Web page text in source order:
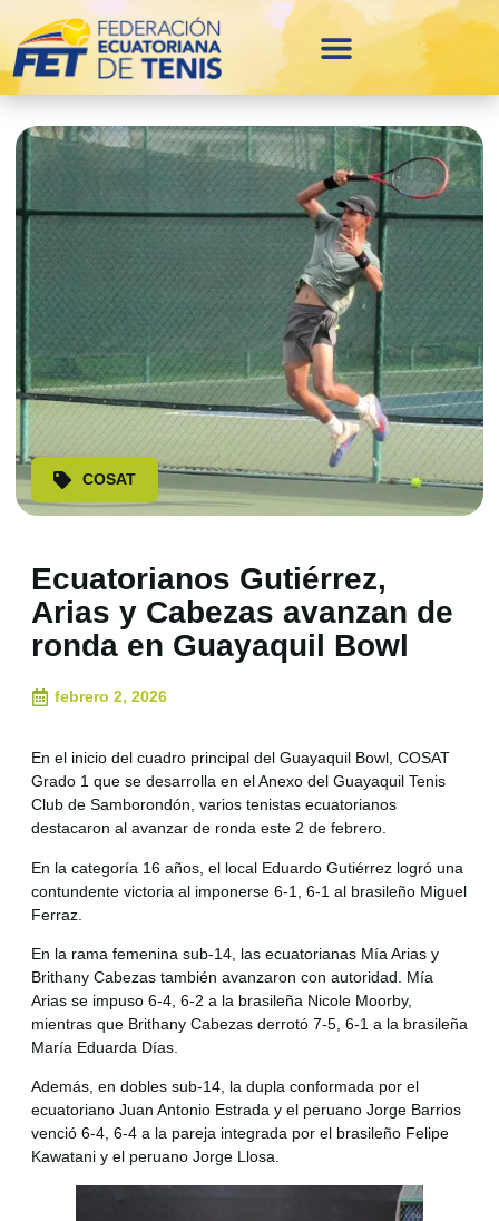
COSAT
Ecuatorianos Gutiérrez,
Arias y Cabezas avanzan de
ronda en Guayaquil Bowl
febrero 2, 2026
En el inicio del cuadro principal del Guayaquil Bowl, COSAT
Grado 1 que se desarrolla en el Anexo del Guayaquil Tenis
Club de Samborondón, varios tenistas ecuatorianos
destacaron al avanzar de ronda este 2 de febrero.
En la categoría 16 años, el local Eduardo Gutiérrez logró una
contundente victoria al imponerse 6-1, 6-1 al brasileño Miguel
Ferraz.
En la rama femenina sub-14, las ecuatorianas Mía Arias y
Brithany Cabezas también avanzaron con autoridad. Mía
Arias se impuso 6-4, 6-2 a la brasileña Nicole Moorby,
mientras que Brithany Cabezas derrotó 7-5, 6-1 a la brasileña
María Eduarda Días.
Además, en dobles sub-14, la dupla conformada por el
ecuatoriano Juan Antonio Estrada y el peruano Jorge Barrios
venció 6-4, 6-4 a la pareja integrada por el brasileño Felipe
Kawatani y el peruano Jorge Llosa.